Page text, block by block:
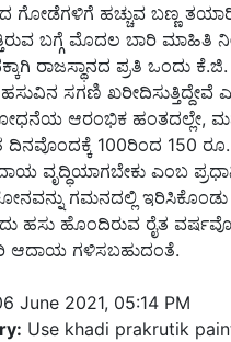
ಹಚ್ಚುವ ಬಣ್ಣ
ಬಗ್ಗೆ ಮೊದಲ ಬಾರಿ ಮಾಹಿತಿ
ರಾಜಸ್ಥಾನದ ಪ್ರತಿ ಒಂದು
ಸಗಣಿ ಖರೀದಿಸುತ್ತಿದ್ದೇವೆ
ಆರಂಭಿಕ ಹಂತದಲ್ಲೇ,
ದಿನವೊಂದಕ್ಕೆ 100ರಿಂದ 150
ವೃದ್ಧಿಯಾಗಬೇಕು ಎಂಬ
ಗಮನದಲ್ಲಿ
ಹಸು ಹೊಂದಿರುವ ರೈತ
ಆದಾಯ ಗಳಿಸಬಹುದಂತೆ.
June 2021, 05:14 PM
Use khadi prakrutik